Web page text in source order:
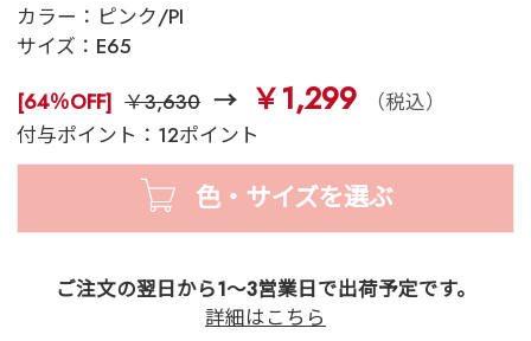
カラー： ピンク/PI
サイズ： E65
[64％OFF] ￥3,630 ￥1,299
（税込）
付与ポイント：12ポイント
色・サイズを選ぶ
ご注文の翌日から1～3営業日で出荷予定です。
詳細はこちら